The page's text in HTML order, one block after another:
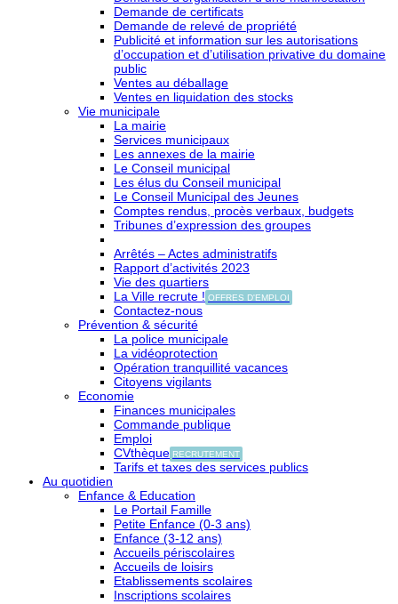
Demande de certificats
Demande de relevé de propriété
Publicité et information sur les autorisations
d’occupation et d’utilisation privative du domaine
public
Ventes au déballage
Ventes en liquidation des stocks
Vie municipale
La mairie
Services municipaux
Les annexes de la mairie
Le Conseil municipal
Les élus du Conseil municipal
Le Conseil Municipal des Jeunes
Comptes rendus, procès verbaux, budgets
Tribunes d’expression des groupes
Arrêtés – Actes administratifs
Rapport d’activités 2023
Vie des quartiers
La Ville recrute ! OFFRES D'EMPLOI
Contactez-nous
Prévention & sécurité
La police municipale
La vidéoprotection
Opération tranquillité vacances
Citoyens vigilants
Economie
Finances municipales
Commande publique
Emploi
CVthèque RECRUTEMENT
Tarifs et taxes des services publics
Au quotidien
Enfance & Education
Le Portail Famille
Petite Enfance (0-3 ans)
Enfance (3-12 ans)
Accueils périscolaires
Accueils de loisirs
Etablissements scolaires
Inscriptions scolaires